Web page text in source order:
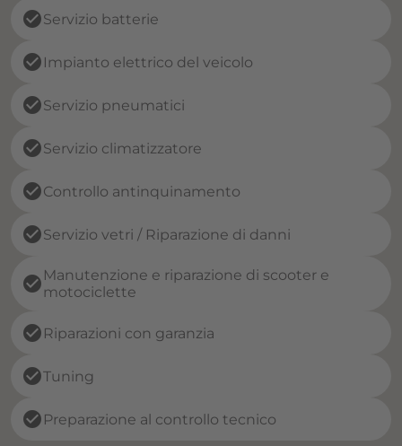
check_circleServizio batterie
check_circle Impianto elettrico del veicolo
check_circleServizio pneumatici
check_circleServizio climatizzatore
check_circleControllo antinquinamento
check_circleServizio vetri / Riparazione di danni
check_circle Manutenzione e riparazione di scooter e
motociclette
check_circle Riparazioni con garanzia
check_circleTuning
check_circle Preparazione al controllo tecnico